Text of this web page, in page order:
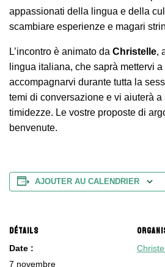
appassionati della lingua e della
scambiare esperienze e magari
L’incontro è animato da Christelle,
lingua italiana, che saprà mettervi
accompagnarvi durante tutta la
temi di conversazione e vi aiuterà
timidezze. Le vostre proposte di
benvenute.
AJOUTER AU CALENDRIER
DÉTAILS
Date :
7 novembre